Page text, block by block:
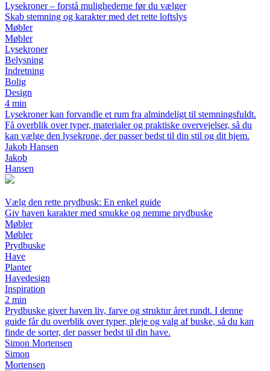
Lysekroner – forstå mulighederne før du vælger
Skab stemning og karakter med det rette loftslys
Møbler
Møbler
Lysekroner
Belysning
Indretning
Bolig
Design
4 min
Lysekroner kan forvandle et rum fra almindeligt til stemningsfuldt.
Få overblik over typer, materialer og praktiske overvejelser, så du
kan vælge den lysekrone, der passer bedst til din stil og dit hjem.
Jakob Hansen
Jakob
Hansen
Vælg den rette prydbusk: En enkel guide
Giv haven karakter med smukke og nemme prydbuske
Møbler
Møbler
Prydbuske
Have
Planter
Havedesign
Inspiration
2 min
Prydbuske giver haven liv, farve og struktur året rundt. I denne
guide får du overblik over typer, pleje og valg af buske, så du kan
finde de sorter, der passer bedst til din have.
Simon Mortensen
Simon
Mortensen